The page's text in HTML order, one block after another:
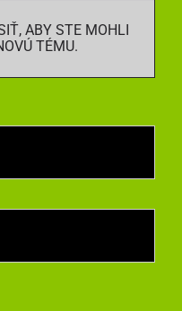
ABY STE MOHLI
TÉMU.